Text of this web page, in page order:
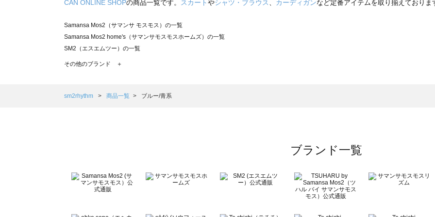
CAN ONLINE SHOPの商品一覧です。 スカートやシャツ・ブラウス、 カーディガンなど定番アイテムを取り揃えておりま
Samansa Mos2（サマンサ モスモス）の一覧
Samansa Mos2 home's（サマンサモスモスホームズ）の一覧
SM2（エスエムツー）の一覧
TSUHARU by Samansa Mos2（ツハルバイサマンサモスモス）の一覧
Samansa Mos2 Lagom（サマンサモスモス ラーゴム）の一覧
BETTY'S BLUE（べティーズブルー）の一覧
Wpc.（ワールドパーティー）の一覧
その他のブランド ＋
sm2rhythm 商品一覧 ブルー/青系
ブランド一覧